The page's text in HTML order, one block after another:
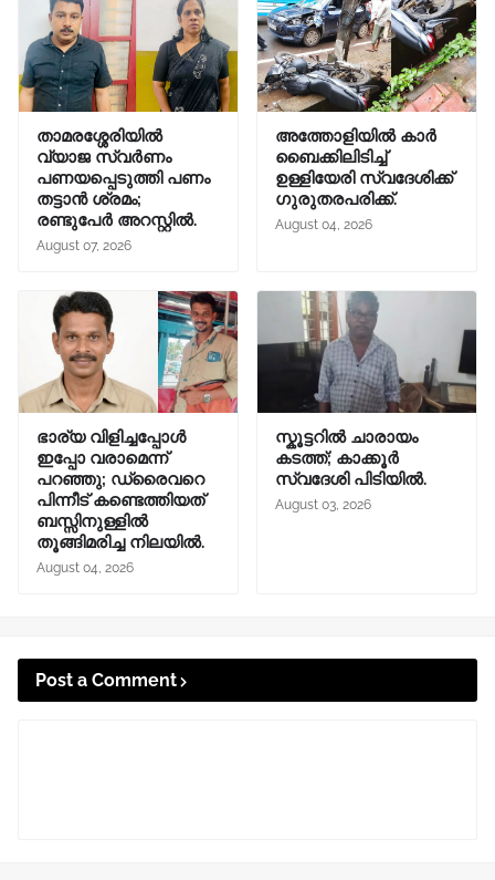
താമരശ്ശേരിയിൽ
വ്യാജ സ്വർണം
പണയപ്പെടുത്തി പണം
തട്ടാൻ ശ്രമം;
രണ്ടുപേർ അറസ്റ്റിൽ.
August 07, 2026
അത്തോളിയിൽ കാർ
ബൈക്കിലിടിച്ച്
ഉള്ളിയേരി സ്വദേശിക്ക്
ഗുരുതരപരിക്ക്.
August 04, 2026
ഭാര്യ വിളിച്ചപ്പോള്‍
ഇപ്പോ വരാമെന്ന്
പറഞ്ഞു; ഡ്രൈവറെ
പിന്നീട് കണ്ടെത്തിയത്
ബസ്സിനുള്ളില്‍
തൂങ്ങിമരിച്ച നിലയിൽ.
August 04, 2026
സ്കൂട്ടറിൽ ചാരായം
കടത്ത്; കാക്കൂർ
സ്വദേശി പിടിയിൽ.
August 03, 2026
Post a Comment